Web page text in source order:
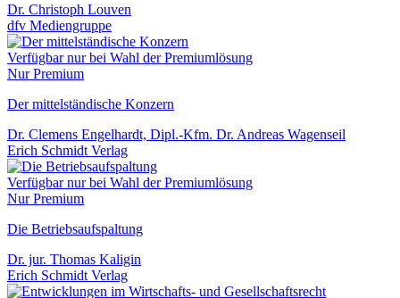
Dr. Christoph Louven
dfv Mediengruppe
Verfügbar nur bei Wahl der Premiumlösung
Nur Premium
Der mittelständische Konzern
Dr. Clemens Engelhardt, Dipl.-Kfm. Dr. Andreas Wagenseil
Erich Schmidt Verlag
Verfügbar nur bei Wahl der Premiumlösung
Nur Premium
Die Betriebsaufspaltung
Dr. jur. Thomas Kaligin
Erich Schmidt Verlag